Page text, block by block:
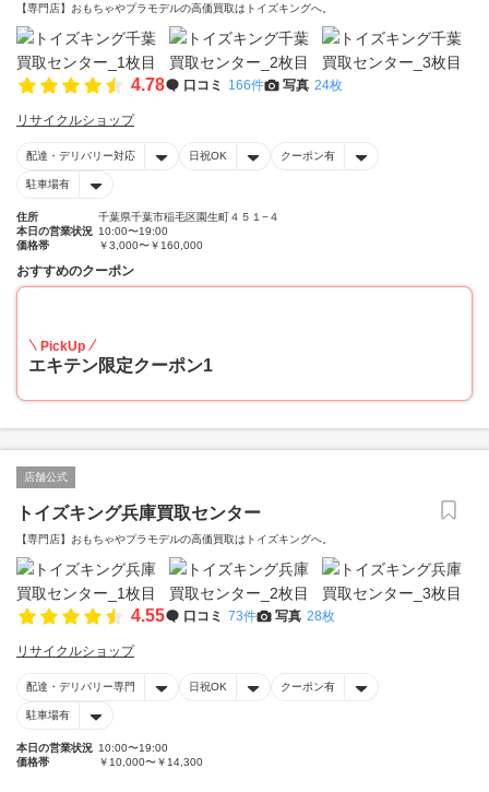
【専門店】おもちゃやプラモデルの高価買取はトイズキングへ。‎
4.78 口コミ 166件 写真 24枚
リサイクルショップ
配達・デリバリー対応 日祝OK クーポン有
駐車場有
住所
千葉県千葉市稲毛区園生町４５１−４
本日の営業状況 10:00〜19:00
価格帯
￥3,000〜￥160,000
おすすめのクーポン
PickUp
エキテン限定クーポン1
店舗公式
トイズキング兵庫買取センター
【専門店】おもちゃやプラモデルの高価買取はトイズキングへ。‎
4.55 口コミ 73件 写真 28枚
リサイクルショップ
配達・デリバリー専門 日祝OK クーポン有
駐車場有
本日の営業状況 10:00〜19:00
価格帯
￥10,000〜￥14,300